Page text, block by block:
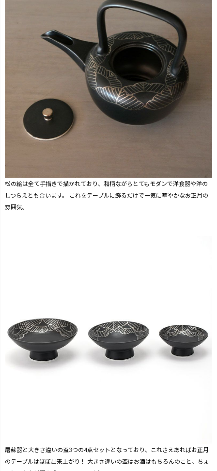
松の絵は全て手描きで描かれており、和柄ながらとてもモダンで洋食器や洋の
しつらえとも合います。 これをテーブルに飾るだけで一気に華やかなお正月の
雰囲気。
屠蘇器と大きさ違いの盃3つの4点セットとなっており、これさえあればお正月
のテーブルはほぼ出来上がり！ 大きさ違いの盃はお酒はもちろんのこと、ちょ